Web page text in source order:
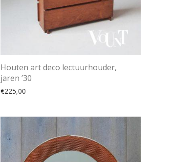
Houten art deco lectuurhouder,
jaren ’30
€225,00